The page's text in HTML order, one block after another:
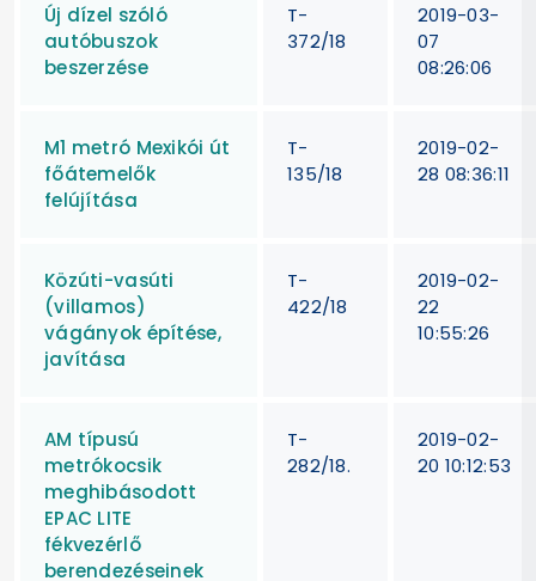
Új dízel szóló
autóbuszok
beszerzése
T-
372/18
2019-03-
07
08:26:06
M1 metró Mexikói út
főátemelők
felújítása
T-
135/18
2019-02-
28 08:36:11
Közúti-vasúti
(villamos)
vágányok építése,
javítása
T-
422/18
2019-02-
22
10:55:26
AM típusú
metrókocsik
meghibásodott
EPAC LITE
fékvezérlő
berendezéseinek
T-
282/18.
2019-02-
20 10:12:53